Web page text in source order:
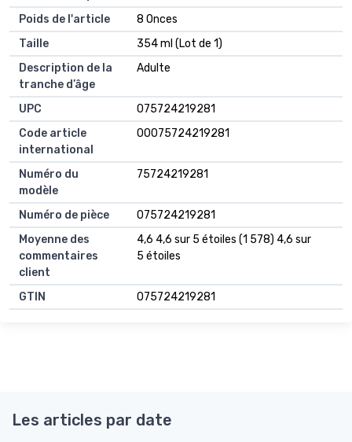
Poids de l'article
8 Onces
Taille
354 ml (Lot de 1)
Description de la
tranche d’âge
Adulte
UPC
075724219281
Code article
international
00075724219281
Numéro du
modèle
75724219281
Numéro de pièce
075724219281
Moyenne des
commentaires
client
4,6 4,6 sur 5 étoiles (1 578) 4,6 sur
5 étoiles
GTIN 075724219281
Les articles par date